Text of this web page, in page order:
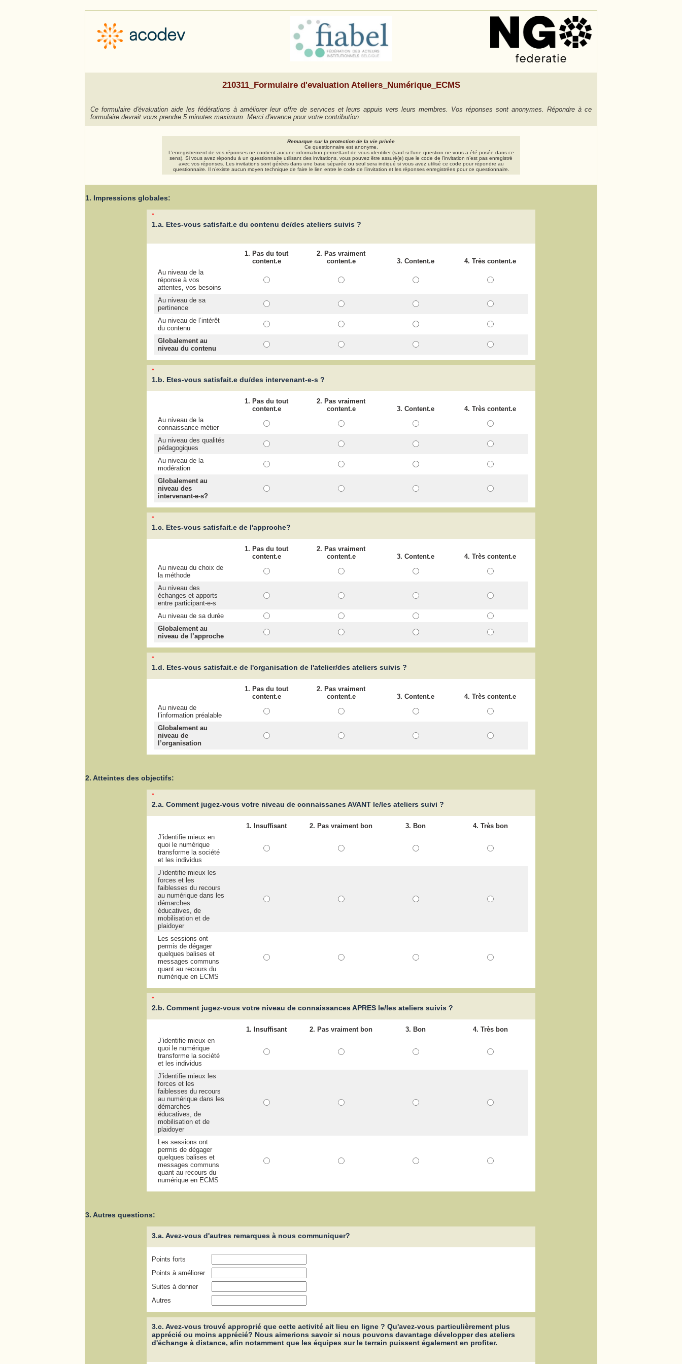
210311_Formulaire d'evaluation Ateliers_Numérique_ECMS
Ce formulaire d'évaluation aide les fédérations à améliorer leur offre de services et leurs appuis vers leurs membres. Vos réponses sont anonymes. Répondre à ce
formulaire devrait vous prendre 5 minutes maximum. Merci d'avance pour votre contribution.
Remarque sur la protection de la vie privée
Ce questionnaire est anonyme.
L’enregistrement de vos réponses ne contient aucune information permettant de vous identifier (sauf si l’une question ne vous a été posée dans ce
sens). Si vous avez répondu à un questionnaire utilisant des invitations, vous pouvez être assuré(e) que le code de l’invitation n’est pas enregistré
avec vos réponses. Les invitations sont gérées dans une base séparée ou seul sera indiqué si vous avez utilisé ce code pour répondre au
questionnaire. Il n’existe aucun moyen technique de faire le lien entre le code de l’invitation et les réponses enregistrées pour ce questionnaire.
1. Impressions globales:
*
1.a. Etes-vous satisfait.e du contenu de/des ateliers suivis ?
1. Pas du tout
content.e
2. Pas vraiment
content.e
3. Content.e
4. Très content.e
Au niveau de la
réponse à vos
attentes, vos besoins
Au niveau de sa
pertinence
Au niveau de l’intérêt
du contenu
Globalement au
niveau du contenu
*
1.b. Etes-vous satisfait.e du/des intervenant-e-s ?
1. Pas du tout
content.e
2. Pas vraiment
content.e
3. Content.e
4. Très content.e
Au niveau de la
connaissance métier
Au niveau des qualités
pédagogiques
Au niveau de la
modération
Globalement au
niveau des
intervenant-e-s?
*
1.c. Etes-vous satisfait.e de l'approche?
1. Pas du tout
content.e
2. Pas vraiment
content.e
3. Content.e
4. Très content.e
Au niveau du choix de
la méthode
Au niveau des
échanges et apports
entre participant-e-s
Au niveau de sa durée
Globalement au
niveau de l’approche
*
1.d. Etes-vous satisfait.e de l'organisation de l'atelier/des ateliers suivis ?
1. Pas du tout
content.e
2. Pas vraiment
content.e
3. Content.e
4. Très content.e
Au niveau de
l’information préalable
Globalement au
niveau de
l’organisation
2. Atteintes des objectifs:
*
2.a. Comment jugez-vous votre niveau de connaissanes AVANT le/les ateliers suivi ?
1. Insuffisant 2. Pas vraiment bon 3. Bon
4. Très bon
J’identifie mieux en
quoi le numérique
transforme la société
et les individus
J’identifie mieux les
forces et les
faiblesses du recours
au numérique dans les
démarches
éducatives, de
mobilisation et de
plaidoyer
Les sessions ont
permis de dégager
quelques balises et
messages communs
quant au recours du
numérique en ECMS
*
2.b. Comment jugez-vous votre niveau de connaissances APRES le/les ateliers suivis ?
1. Insuffisant 2. Pas vraiment bon 3. Bon
4. Très bon
J’identifie mieux en
quoi le numérique
transforme la société
et les individus
J’identifie mieux les
forces et les
faiblesses du recours
au numérique dans les
démarches
éducatives, de
mobilisation et de
plaidoyer
Les sessions ont
permis de dégager
quelques balises et
messages communs
quant au recours du
numérique en ECMS
3. Autres questions:
3.a. Avez-vous d'autres remarques à nous communiquer?
Points forts
Points à améliorer
Suites à donner
Autres
3.c. Avez-vous trouvé approprié que cette activité ait lieu en ligne ? Qu'avez-vous particulièrement plus
apprécié ou moins apprécié? Nous aimerions savoir si nous pouvons davantage développer des ateliers
d'échange à distance, afin notamment que les équipes sur le terrain puissent également en profiter.